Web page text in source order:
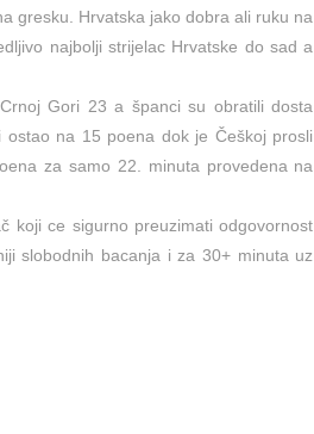
gresku. Hrvatska jako dobra ali ruku na
najbolji strijelac Hrvatske do sad a
Gori 23 a španci su obratili dosta
na 15 poena dok je Češkoj prosli
za samo 22. minuta provedena na
koji ce sigurno preuzimati odgovornost
slobodnih bacanja i za 30+ minuta uz